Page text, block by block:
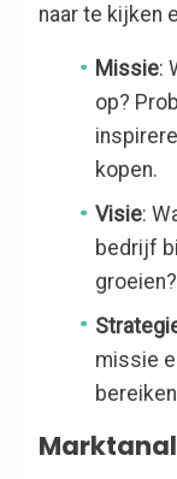
naar te kijken
Missie:
op?
kopen.
Visie:
bedrijf
groeien?
missie